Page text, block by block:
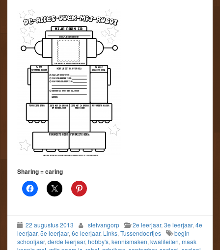
Sharing = caring
22 augustus 2013 stefvangorp 2e leerjaar, 3e leerjaar, 4e
leerjaar, 5e leerjaar, 6e leerjaar, Links, Tussendoortjes
begin
schooljaar, derde leerjaar, hobby's, kennismaken, kwaliteiten, maak